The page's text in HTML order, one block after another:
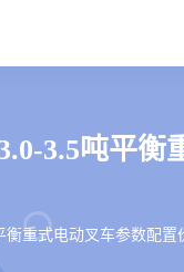
3.5吨平衡
衡重式电动叉车参数配